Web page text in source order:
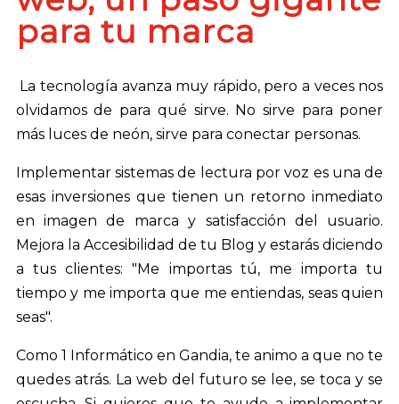
para tu marca
La tecnología avanza muy rápido, pero a veces nos
olvidamos de para qué sirve. No sirve para poner
más luces de neón, sirve para conectar personas.
Implementar sistemas de lectura por voz es una de
esas inversiones que tienen un retorno inmediato
en imagen de marca y satisfacción del usuario.
Mejora la Accesibilidad de tu Blog y estarás diciendo
a tus clientes: "Me importas tú, me importa tu
tiempo y me importa que me entiendas, seas quien
seas".
Como 1 Informático en Gandia, te animo a que no te
quedes atrás. La web del futuro se lee, se toca y se